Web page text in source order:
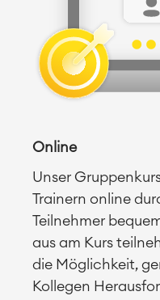
Online
Unser
Trainern online
Teilnehmer
aus am Kurs
die Möglichkeit,
Kollegen